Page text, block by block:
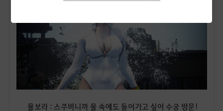
물보라 : 스쿠버니까 물 속에도 들어가고 싶어 수궁 방문!